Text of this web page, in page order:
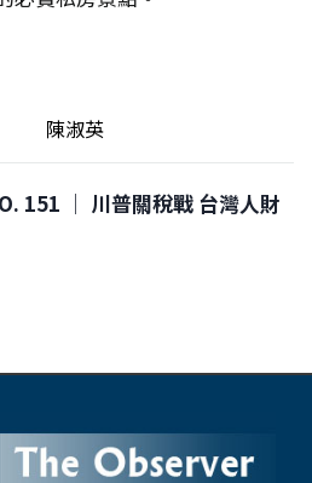
陳淑英
151 │ 川普關稅戰 台灣人財